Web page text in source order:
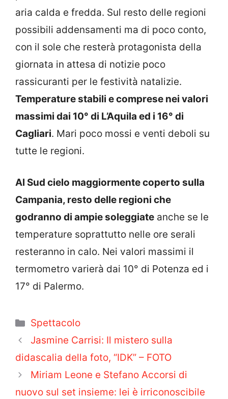
aria calda e fredda. Sul resto delle regioni
possibili addensamenti ma di poco conto,
con il sole che resterà protagonista della
giornata in attesa di notizie poco
rassicuranti per le festività natalizie.
Temperature stabili e comprese nei valori
massimi dai 10° di L’Aquila ed i 16° di
Cagliari. Mari poco mossi e venti deboli su
tutte le regioni.
Al Sud cielo maggiormente coperto sulla
Campania, resto delle regioni che
godranno di ampie soleggiate anche se le
temperature soprattutto nelle ore serali
resteranno in calo. Nei valori massimi il
termometro varierà dai 10° di Potenza ed i
17° di Palermo.
Categorie
Spettacolo
Jasmine Carrisi: Il mistero sulla
didascalia della foto, “IDK” – FOTO
Miriam Leone e Stefano Accorsi di
nuovo sul set insieme: lei è irriconoscibile